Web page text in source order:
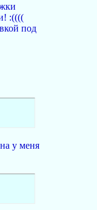
:((((
под
у меня